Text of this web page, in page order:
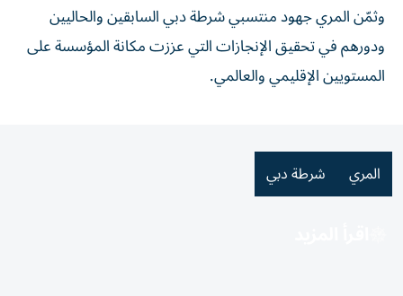
وثمّن المري جهود منتسبي شرطة دبي السابقين والحاليين
ودورهم في تحقيق الإنجازات التي عززت مكانة المؤسسة على
المستويين الإقليمي والعالمي.
المري شرطة دبي